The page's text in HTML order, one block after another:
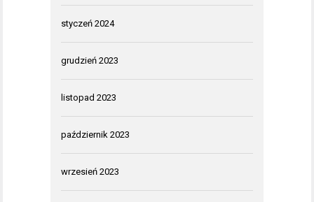
styczeń 2024
grudzień 2023
listopad 2023
październik 2023
wrzesień 2023